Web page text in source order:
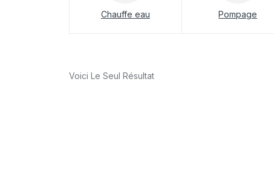
Chauffe eau Pompage
Voici Le Seul Résultat